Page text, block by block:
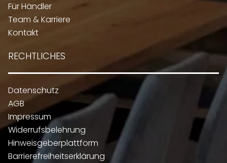
Für Händler
Team & Karriere
Kontakt
RECHTLICHES
Datenschutz
AGB
Impressum
Widerrufsbelehrung
Hinweisgeberplattform
Barrierefreiheitserklärung